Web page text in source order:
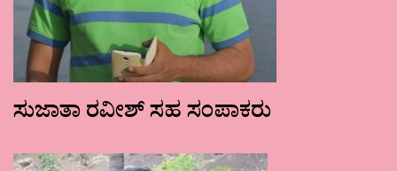
ಸುಜಾತಾ ರವೀಶ್ ಸಹ ಸಂಪಾಕರು